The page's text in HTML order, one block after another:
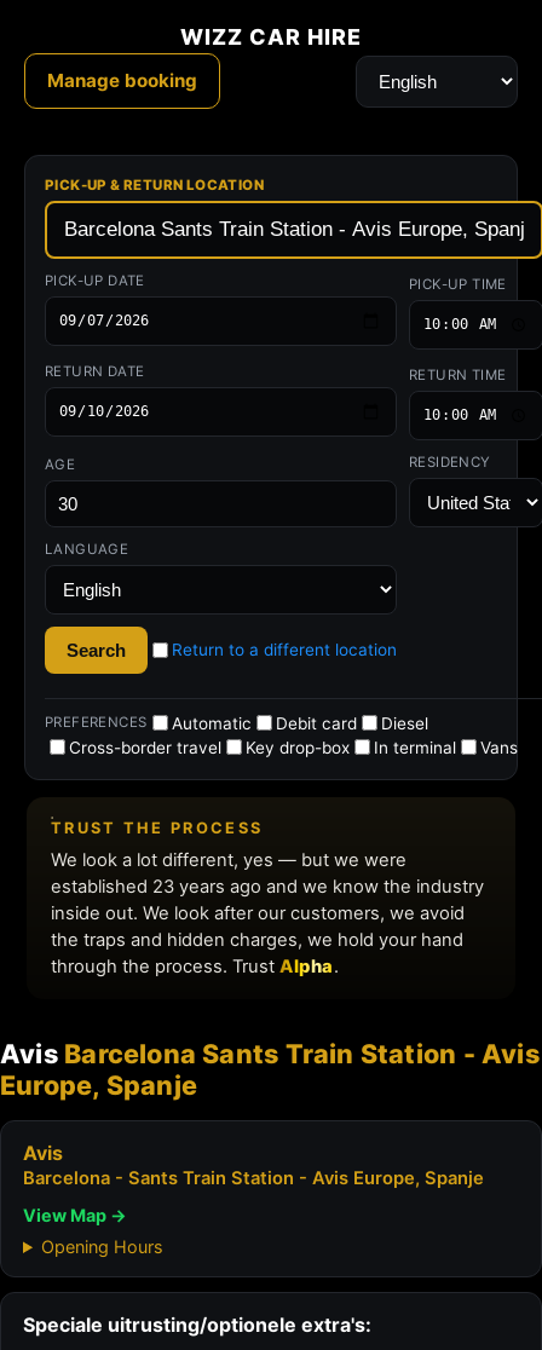
Avis Barcelona Sants Train Station - Avis
Europe, Spanje
Avis
Barcelona - Sants Train Station - Avis Europe, Spanje
View Map →
Opening Hours
Speciale uitrusting/optionele extra's: